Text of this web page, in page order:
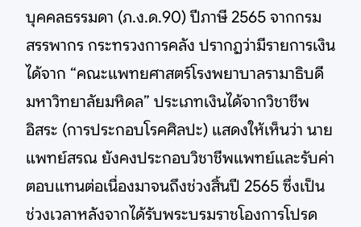
บุคคลธรรมดา (ภ.ง.ด.90) ปีภาษี 2565 จากกรม
สรรพากร กระทรวงการคลัง ปรากฏว่ามีรายการเงิน
ได้จาก “คณะแพทยศาสตร์โรงพยาบาลรามาธิบดี
มหาวิทยาลัยมหิดล” ประเภทเงินได้จากวิชาชีพ
อิสระ (การประกอบโรคศิลปะ) แสดงให้เห็นว่า นาย
แพทย์สรณ ยังคงประกอบวิชาชีพแพทย์และรับค่า
ตอบแทนต่อเนื่องมาจนถึงช่วงสิ้นปี 2565 ซึ่งเป็น
ช่วงเวลาหลังจากได้รับพระบรมราชโองการโปรด